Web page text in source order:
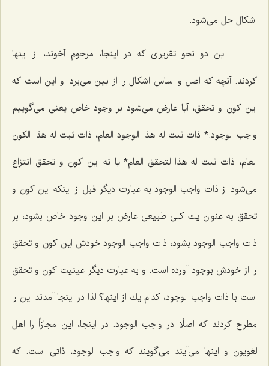
اشكال حل مى‌شود.
این دو نحو تقریرى كه در اینجا، مرحوم آخوند، از اینها
كردند. آنچه كه اصل و اساس اشكال را از بین مى‌برد او این است كه
این كون و تحقق، آیا عارض مى‌شود بر وجود خاص یعنى مى‌گوییم
واجب الوجود.* ذات ثبت له هذا الوجود العام، ذات ثبت له هذا الكون
العام، ذات ثبت له هذا لتحقق العام*یا نه این كون و تحقق انتزاع
مى‌شود از ذات واجب الوجود به عبارت دیگر قبل از اینكه این كون و
تحقق به عنوان یك كلى طبیعى عارض بر این وجود خاص بشود، بر
ذات واجب الوجود بشود، ذات واجب الوجود خودش این كون و تحقق
را از خودش بوجود آورده است. و به عبارت دیگر عینیت كون و تحقق
است با ذات واجب الوجود، كدام یك از اینها؟ لذا در اینجا آمدند این را
مطرح كردند كه اصلًا در واجب الوجود. در اینجا، این مجازاً را اهل
لغویون و اینها مى‌آیند مى‌گویند كه واجب الوجود، ذاتى است. كه